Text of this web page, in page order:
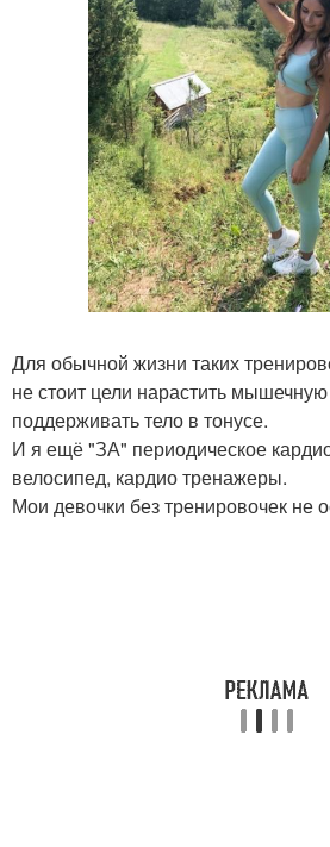
Для обычной жизни таких
не стоит цели нарастить
поддерживать тело в тонусе.
И я ещё "ЗА" периодическое
велосипед, кардио тренажеры.
Мои девочки без тренировочек не